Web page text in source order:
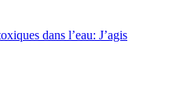
dans l’eau: J’agis